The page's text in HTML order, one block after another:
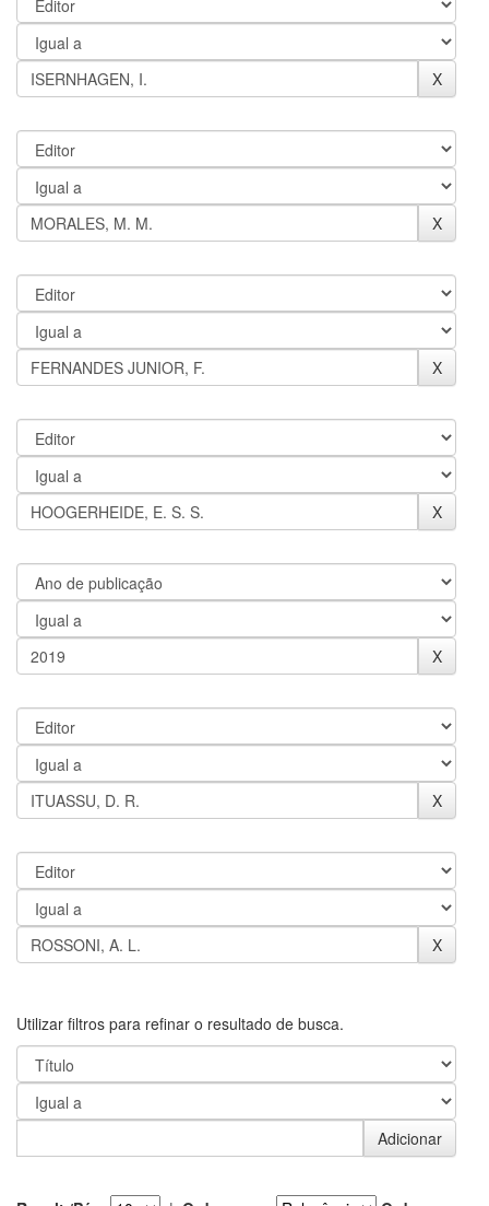
Utilizar filtros para refinar o resultado de busca.